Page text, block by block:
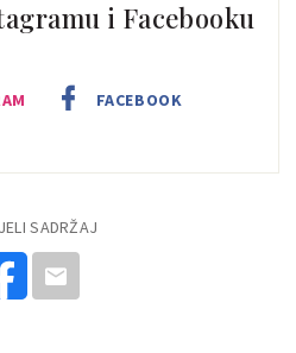
i Facebooku
FACEBOOK
SADRŽAJ